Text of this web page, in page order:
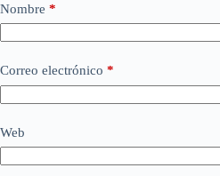
Nombre *
Correo electrónico *
Web